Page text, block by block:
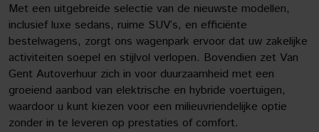
Met een uitgebreide selectie van de nieuwste modellen,
inclusief luxe sedans, ruime SUV’s, en efficiënte
bestelwagens, zorgt ons wagenpark ervoor dat uw zakelijke
activiteiten soepel en stijlvol verlopen. Bovendien zet Van
Gent Autoverhuur zich in voor duurzaamheid met een
groeiend aanbod van elektrische en hybride voertuigen,
waardoor u kunt kiezen voor een milieuvriendelijke optie
zonder in te leveren op prestaties of comfort.